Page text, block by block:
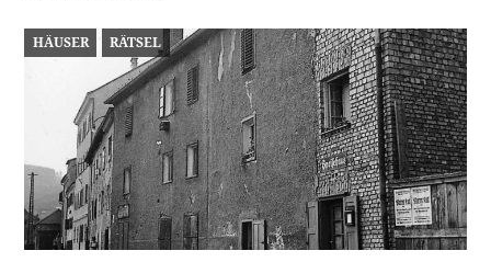
HÄUSER RÄTSEL